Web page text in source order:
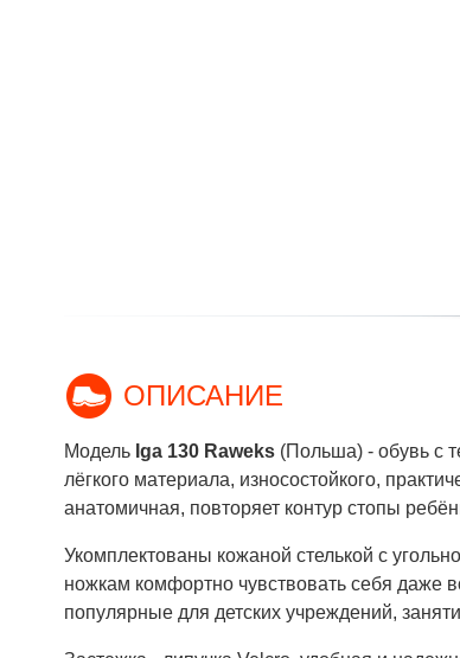
ОПИСАНИЕ
Модель Iga 130 Raweks (Польша) - обувь с
лёгкого материала, износостойкого,
анатомичная, повторяет контур стопы
Укомплектованы кожаной стелькой с
ножкам комфортно чувствовать себя даже
популярные для детских учреждений,